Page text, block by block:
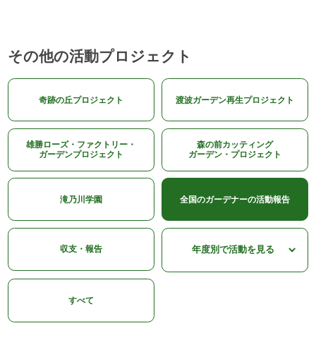
その他の活動プロジェクト
奇跡の丘プロジェクト 渡波ガーデン再生プロジェクト
雄勝ローズ・ファクトリー・
ガーデンプロジェクト
森の前カッティング
ガーデン・プロジェクト
滝乃川学園 全国のガーデナーの活動報告
収支・報告
すべて